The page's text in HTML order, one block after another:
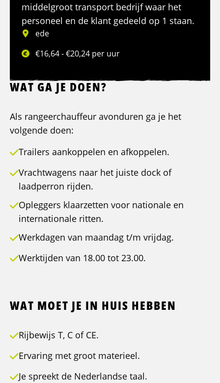
middelgroot transport bedrijf waar het
personeel en de klant gedeeld op 1 staan.
ede
€16,64 - €20,24 per uur
WAT GA JE DOEN?
Als rangeerchauffeur avonduren ga je het
volgende doen:
Trailers aankoppelen en afkoppelen.
Vrachtwagens naar het juiste dock of
laadperron rijden.
Opleggers klaarzetten voor nationale en
internationale ritten.
Werkdagen van maandag t/m vrijdag.
Werktijden van 18.00 tot 23.00.
WAT MOET JE IN HUIS HEBBEN
Rijbewijs T, C of CE.
Ervaring met groot materieel.
Je spreekt de Nederlandse taal.